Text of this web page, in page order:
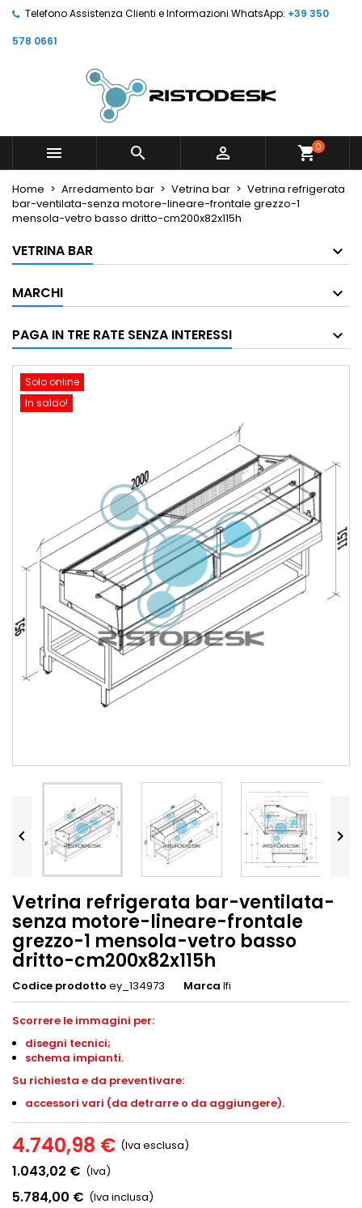
Telefono Assistenza Clienti e Informazioni WhatsApp: +39 350
578 0661
   shopping_cart0
Home Arredamento bar Vetrina bar
Vetrina refrigerata
bar-ventilata-senza motore-lineare-frontale grezzo-1
mensola-vetro basso dritto-cm200x82x115h
VETRINA BAR
MARCHI
PAGA IN TRE RATE SENZA INTERESSI
Solo online
In saldo!
 
Vetrina refrigerata bar-ventilata-
senza motore-lineare-frontale
grezzo-1 mensola-vetro basso
dritto-cm200x82x115h
Codice prodotto ey_134973 Marca Ifi
Scorrere le immagini per:
disegni tecnici;
schema impianti.
Su richiesta e da preventivare:
accessori vari (da detrarre o da aggiungere).
4.740,98 € (Iva esclusa)
1.043,02 € (Iva)
5.784,00 € (Iva inclusa)